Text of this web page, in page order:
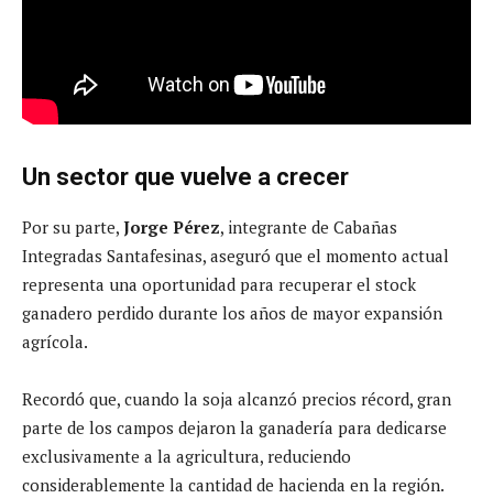
Un sector que vuelve a crecer
Por su parte, Jorge Pérez, integrante de Cabañas
Integradas Santafesinas, aseguró que el momento actual
representa una oportunidad para recuperar el stock
ganadero perdido durante los años de mayor expansión
agrícola.
Recordó que, cuando la soja alcanzó precios récord, gran
parte de los campos dejaron la ganadería para dedicarse
exclusivamente a la agricultura, reduciendo
considerablemente la cantidad de hacienda en la región.